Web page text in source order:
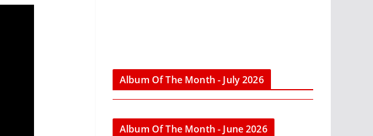
Album Of The Month - July 2026
Album Of The Month - June 2026